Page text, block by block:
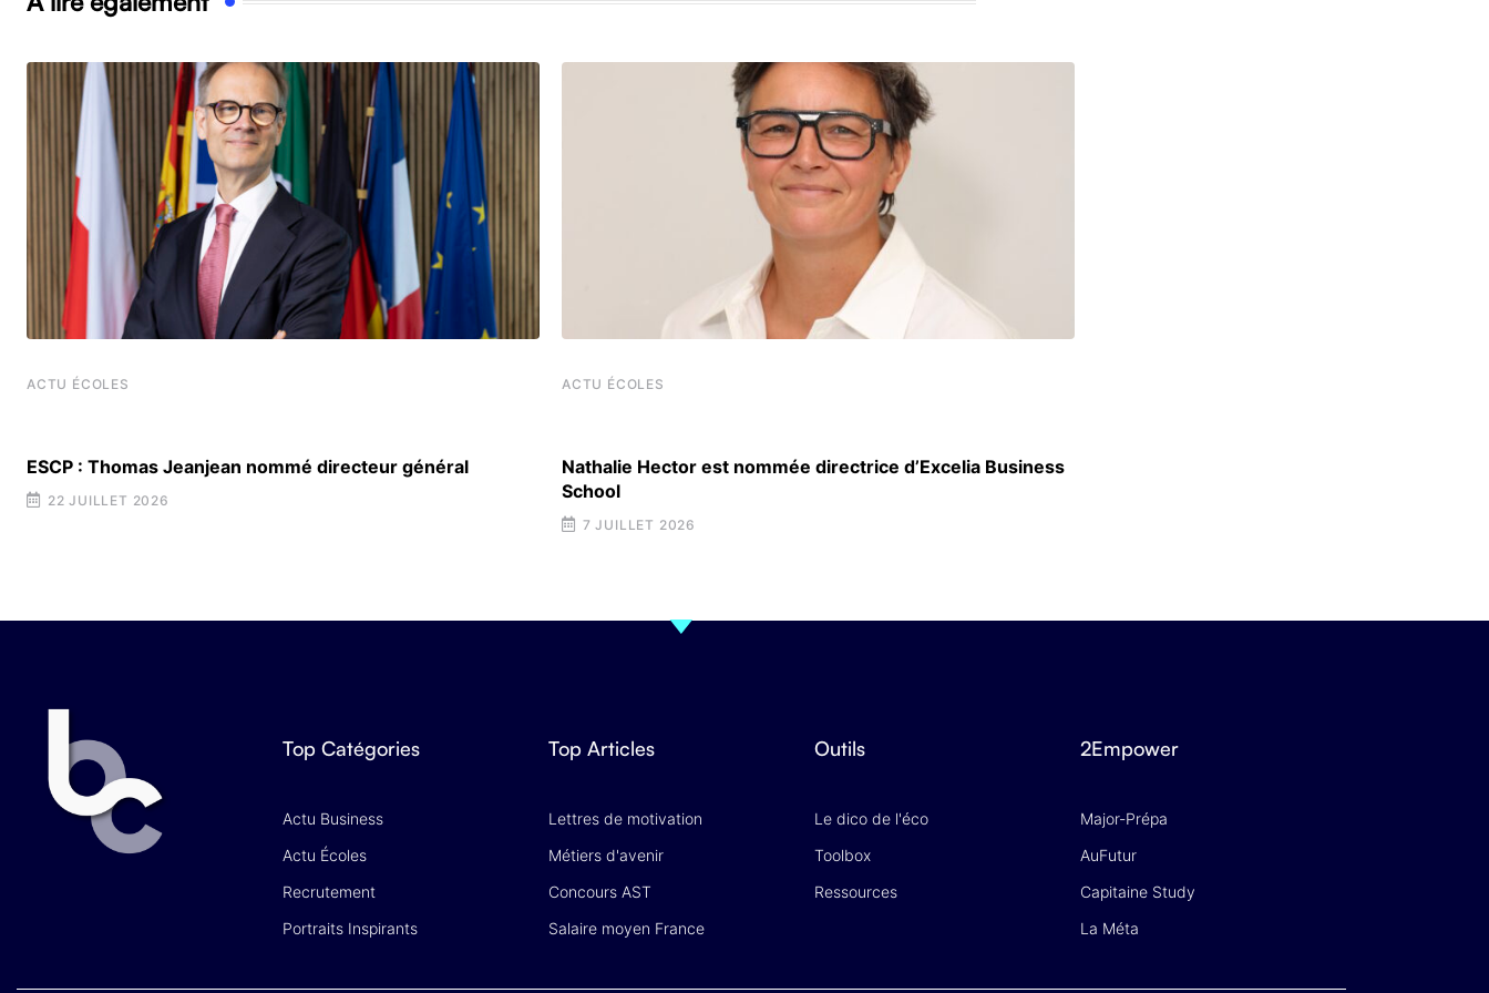
ACTU ÉCOLES
ESCP : Thomas Jeanjean nommé directeur général
22 JUILLET 2026
ACTU ÉCOLES
Nathalie Hector est nommée directrice d’Excelia Business
School
7 JUILLET 2026
Top Catégories
Actu Business
Actu Écoles
Recrutement
Portraits Inspirants
Top Articles
Lettres de motivation
Métiers d'avenir
Concours AST
Salaire moyen France
Outils
Le dico de l'éco
Toolbox
Ressources
2Empower
Major-Prépa
AuFutur
Capitaine Study
La Méta